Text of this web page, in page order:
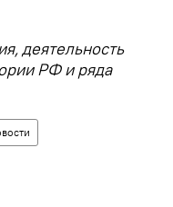
деятельность
РФ и ряда